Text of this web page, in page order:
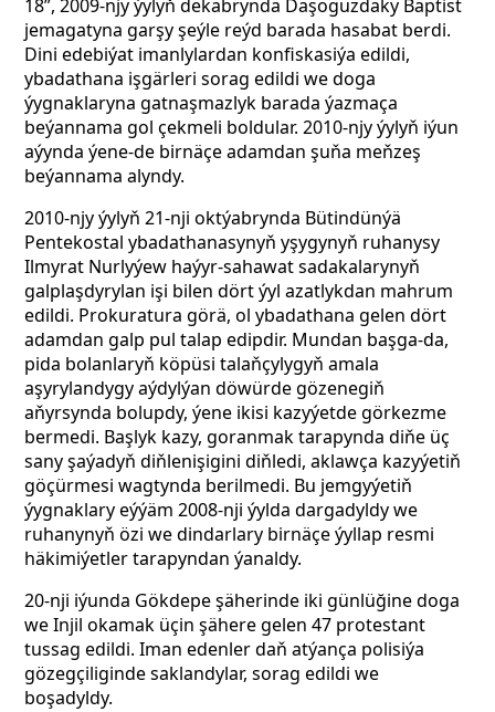
18”, 2009-njy ýylyň dekabrynda Daşoguzdaky Baptist
jemagatyna garşy şeýle reýd barada hasabat berdi.
Dini edebiýat imanlylardan konfiskasiýa edildi,
ybadathana işgärleri sorag edildi we doga
ýygnaklaryna gatnaşmazlyk barada ýazmaça
beýannama gol çekmeli boldular. 2010-njy ýylyň iýun
aýynda ýene-de birnäçe adamdan şuňa meňzeş
beýannama alyndy.
2010-njy ýylyň 21-nji oktýabrynda Bütindünýä
Pentekostal ybadathanasynyň yşygynyň ruhanysy
Ilmyrat Nurlyýew haýyr-sahawat sadakalarynyň
galplaşdyrylan işi bilen dört ýyl azatlykdan mahrum
edildi. Prokuratura görä, ol ybadathana gelen dört
adamdan galp pul talap edipdir. Mundan başga-da,
pida bolanlaryň köpüsi talaňçylygyň amala
aşyrylandygy aýdylýan döwürde gözenegiň
aňyrsynda bolupdy, ýene ikisi kazyýetde görkezme
bermedi. Başlyk kazy, goranmak tarapynda diňe üç
sany şaýadyň diňlenişigini diňledi, aklawça kazyýetiň
göçürmesi wagtynda berilmedi. Bu jemgyýetiň
ýygnaklary eýýäm 2008-nji ýylda dargadyldy we
ruhanynyň özi we dindarlary birnäçe ýyllap resmi
häkimiýetler tarapyndan ýanaldy.
20-nji iýunda Gökdepe şäherinde iki günlüğinedoga
we Injil okamak üçin şähere gelen 47 protestant
tussag edildi. Iman edenler daň atýança polisiýa
gözegçiliginde saklandylar, sorag edildi we
boşadyldy.